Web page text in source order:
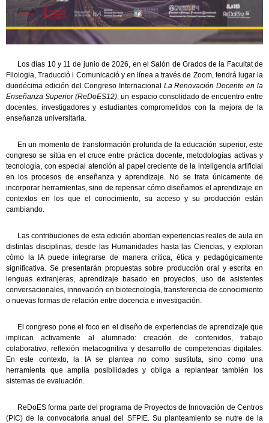
Los días 10 y 11 de junio de 2026, en el Salón de Grados de la Facultat de
Filologia, Traducció i Comunicació y en línea a través de Zoom, tendrá lugar la
duodécima edición del Congreso Internacional La Renovación Docente en la
Enseñanza Superior (ReDoES12), un espacio consolidado de encuentro entre
docentes, investigadores y estudiantes comprometidos con la mejora de la
enseñanza universitaria.
En un momento de transformación profunda de la educación superior, este
congreso se sitúa en el cruce entre práctica docente, metodologías activas y
tecnología, con especial atención al papel creciente de la inteligencia artificial
en los procesos de enseñanza y aprendizaje. No se trata únicamente de
incorporar herramientas, sino de repensar cómo diseñamos el aprendizaje en
contextos en los que el conocimiento, su acceso y su producción están
cambiando.
Las contribuciones de esta edición abordan experiencias reales de aula en
distintas disciplinas, desde las Humanidades hasta las Ciencias, y exploran
cómo la IA puede integrarse de manera crítica, ética y pedagógicamente
significativa. Se presentarán propuestas sobre producción oral y escrita en
lenguas extranjeras, aprendizaje basado en proyectos, uso de asistentes
conversacionales, innovación en biotecnología, transferencia de conocimiento
o nuevas formas de relación entre docencia e investigación.
El congreso pone el foco en el diseño de experiencias de aprendizaje que
implican activamente al alumnado: creación de contenidos, trabajo
colaborativo, reflexión metacognitiva y desarrollo de competencias digitales.
En este contexto, la IA se plantea no como sustituta, sino como una
herramienta que amplía posibilidades y obliga a replantear también los
sistemas de evaluación.
ReDoES forma parte del programa de Proyectos de Innovación de Centros
(PIC) de la convocatoria anual del SFPIE. Su planteamiento se nutre de la